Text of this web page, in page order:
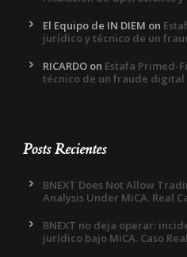
El Equipo de IN DIEM on
jurídico y técnico de un
RICARDO on Estafa Primed-
técnico de un fraude digital
Posts Recientes
BNEXT Does Not Allow
Analysis Under MiCA. Real
BNEXT no deja operar:
jurídico bajo MiCA. Caso